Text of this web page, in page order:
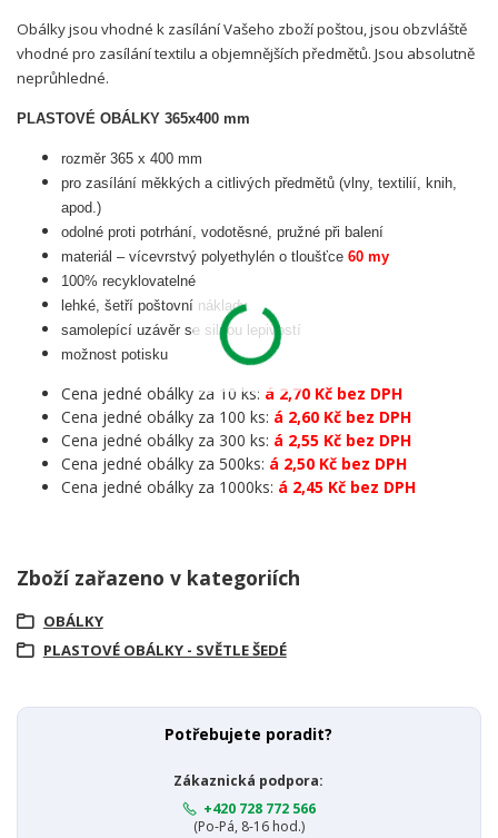
Obálky jsou vhodné k zasílání Vašeho zboží poštou, jsou obzvláště
vhodné pro zasílání textilu a objemnějších předmětů. Jsou absolutně
neprůhledné.
PLASTOVÉ OBÁLKY 365x400 mm
rozměr 365 x 400 mm
pro zasílání měkkých a citlivých předmětů (vlny, textilií, knih,
apod.)
odolné proti potrhání, vodotěsné, pružné při balení
materiál – vícevrstvý polyethylén o tloušťce 60 my
100% recyklovatelné
lehké, šetří poštovní náklady
samolepící uzávěr se silnou lepivostí
možnost potisku
Cena jedné obálky za 10 ks: á 2,70 Kč bez DPH
Cena jedné obálky za 100 ks: á 2,60 Kč bez DPH
Cena jedné obálky za 300 ks: á 2,55 Kč bez DPH
Cena jedné obálky za 500ks: á 2,50 Kč bez DPH
Cena jedné obálky za 1000ks: á 2,45 Kč bez DPH
Zboží zařazeno v kategoriích
OBÁLKY
PLASTOVÉ OBÁLKY - SVĚTLE ŠEDÉ
Potřebujete poradit?
Zákaznická podpora:
+420 728 772 566
(Po-Pá, 8-16 hod.)